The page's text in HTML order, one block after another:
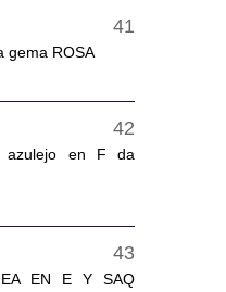
gema ROSA
azulejo en F da
EN E Y SAQ